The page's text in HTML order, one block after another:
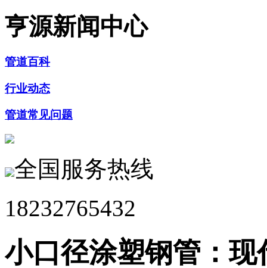
亨源新闻中心
管道百科
行业动态
管道常见问题
全国服务热线
18232765432
小口径涂塑钢管：